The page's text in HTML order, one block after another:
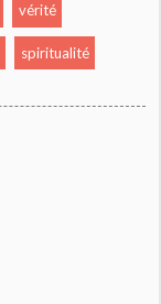
vérité
spiritualité